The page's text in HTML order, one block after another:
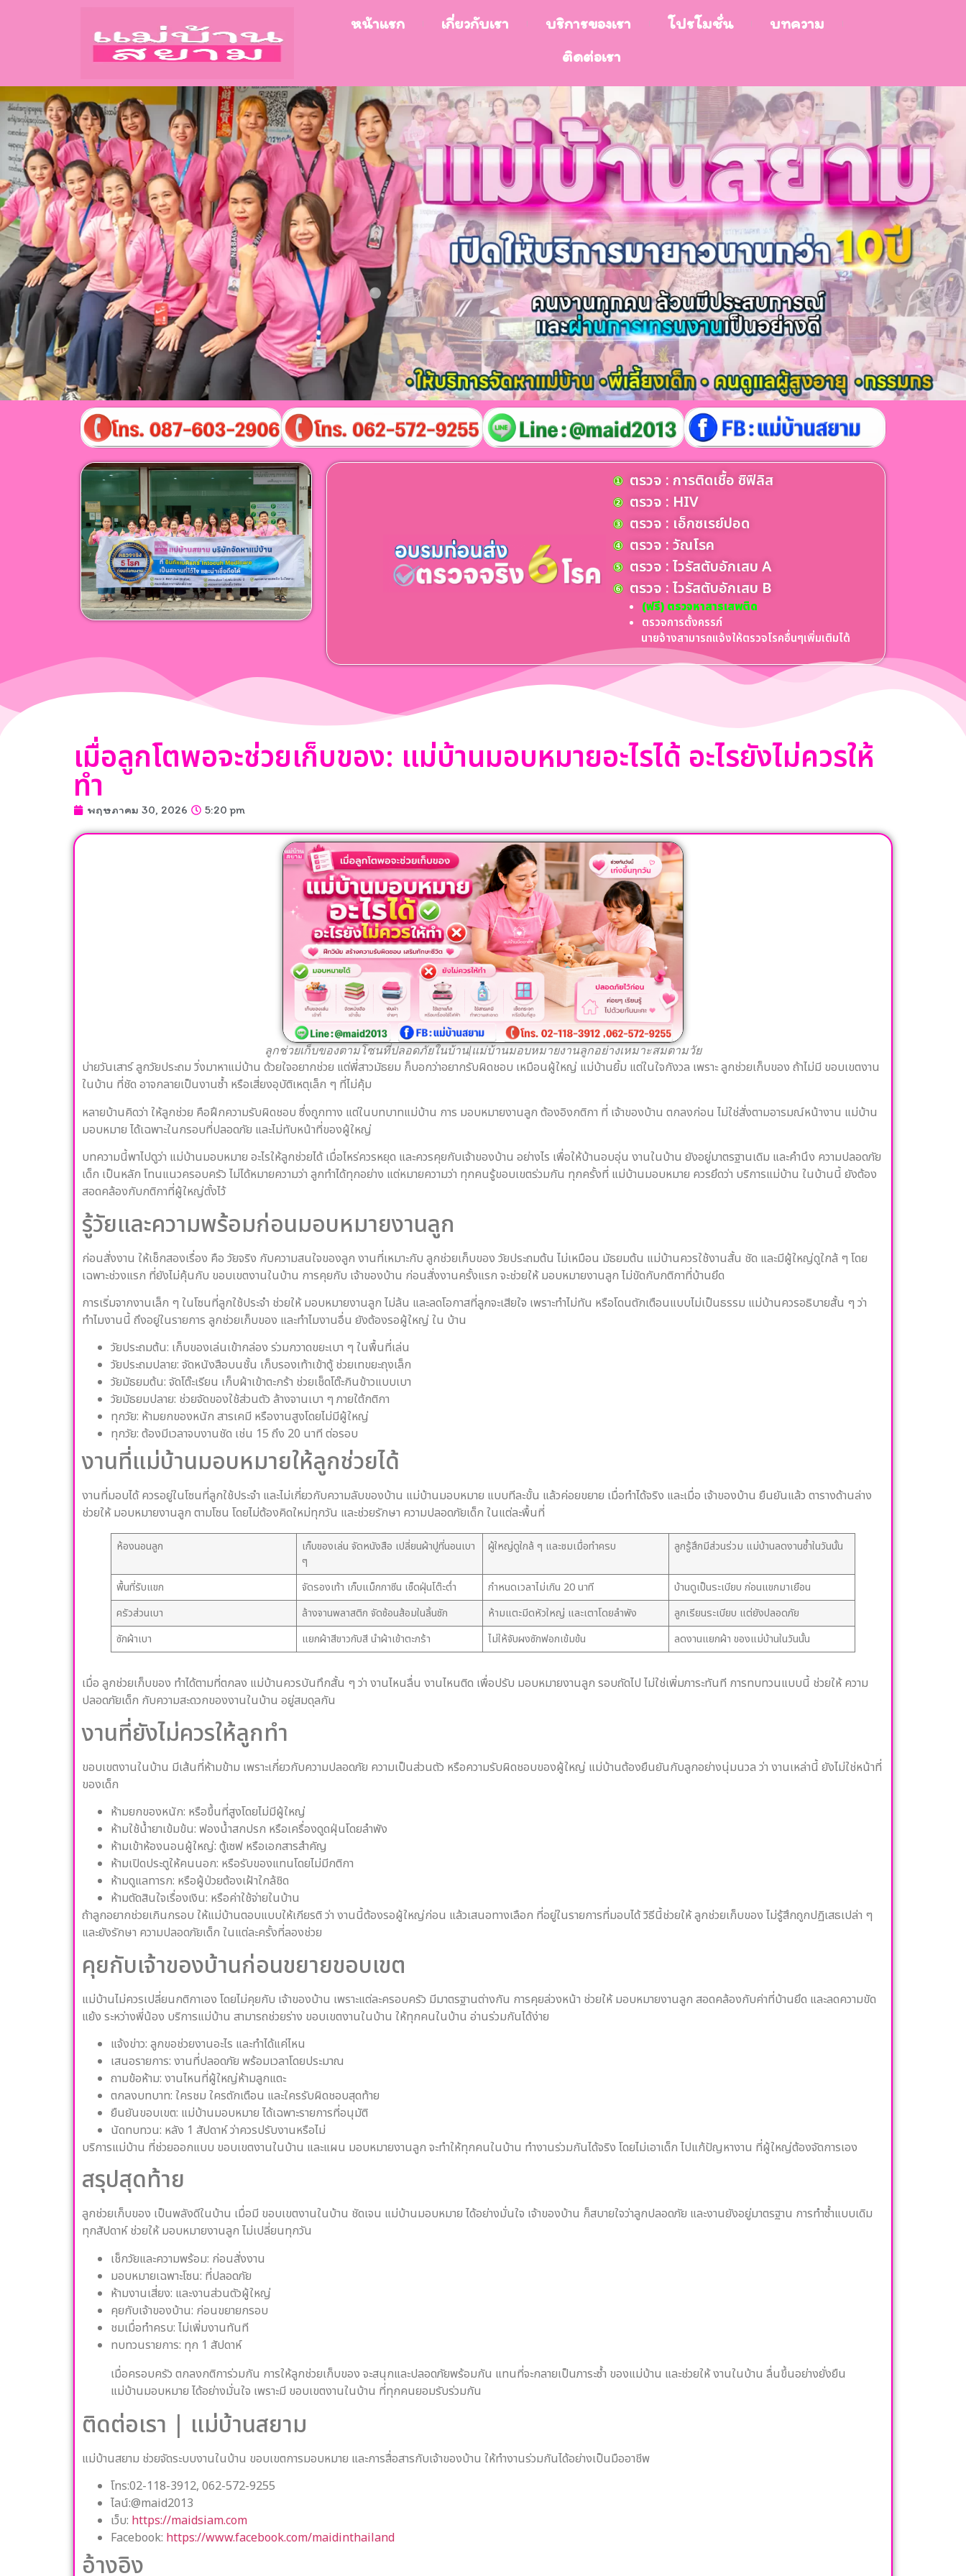
หน้าแรก เกี่ยวกับเรา บริการของเรา โปรโมชั่น
บทความ
ติดต่อเรา
ตรวจ : การติดเชื้อ ซิฟิลิส
ตรวจ : HIV
ตรวจ : เอ็กซเรย์ปอด
ตรวจ : วัณโรค
ตรวจ : ไวรัสตับอักเสบ A
ตรวจ : ไวรัสตับอักเสบ B
(ฟรี) ตรวจหาสารเสพติด
ตรวจการตั้งครรภ์
นายจ้างสามารถแจ้งให้ตรวจโรคอื่นๆเพิ่มเติมได้
เมื่อลูกโตพอจะช่วยเก็บของ: แม่บ้านมอบหมายอะไรได้ อะไรยังไม่ควรให้
ทำ
พฤษภาคม 30, 2026 5:20 pm
ลูกช่วยเก็บของตามโซนที่ปลอดภัยในบ้าน|แม่บ้านมอบหมายงานลูกอย่างเหมาะสมตามวัย
บ่ายวันเสาร์ ลูกวัยประถม วิ่งมาหาแม่บ้าน ด้วยใจอยากช่วย แต่พี่สาวมัธยม ก็บอกว่าอยากรับผิดชอบ เหมือนผู้ใหญ่ แม่บ้านยิ้ม แต่ในใจกังวล เพราะ ลูกช่วยเก็บของ ถ้าไม่มี ขอบเขตงาน
ในบ้าน ที่ชัด อาจกลายเป็นงานซ้ำ หรือเสี่ยงอุบัติเหตุเล็ก ๆ ที่ไม่คุ้ม
หลายบ้านคิดว่า ให้ลูกช่วย คือฝึกความรับผิดชอบ ซึ่งถูกทาง แต่ในบทบาทแม่บ้าน การ มอบหมายงานลูก ต้องอิงกติกา ที่ เจ้าของบ้าน ตกลงก่อน ไม่ใช่สั่งตามอารมณ์หน้างาน แม่บ้าน
มอบหมาย ได้เฉพาะในกรอบที่ปลอดภัย และไม่ทับหน้าที่ของผู้ใหญ่
บทความนี้พาไปดูว่า แม่บ้านมอบหมาย อะไรให้ลูกช่วยได้ เมื่อไหร่ควรหยุด และควรคุยกับเจ้าของบ้าน อย่างไร เพื่อให้บ้านอบอุ่น งานในบ้าน ยังอยู่มาตรฐานเดิม และคำนึง ความปลอดภัย
เด็ก เป็นหลัก โทนแนวครอบครัว ไม่ได้หมายความว่า ลูกทำได้ทุกอย่าง แต่หมายความว่า ทุกคนรู้ขอบเขตร่วมกัน ทุกครั้งที่ แม่บ้านมอบหมาย ควรยึดว่า บริการแม่บ้าน ในบ้านนี้ ยังต้อง
สอดคล้องกับกติกาที่ผู้ใหญ่ตั้งไว้
รู้วัยและความพร้อมก่อนมอบหมายงานลูก
ก่อนสั่งงาน ให้เช็กสองเรื่อง คือ วัยจริง กับความสนใจของลูก งานที่เหมาะกับ ลูกช่วยเก็บของ วัยประถมต้น ไม่เหมือน มัธยมต้น แม่บ้านควรใช้งานสั้น ชัด และมีผู้ใหญ่ดูใกล้ ๆ โดย
เฉพาะช่วงแรก ที่ยังไม่คุ้นกับ ขอบเขตงานในบ้าน การคุยกับ เจ้าของบ้าน ก่อนสั่งงานครั้งแรก จะช่วยให้ มอบหมายงานลูก ไม่ขัดกับกติกาที่บ้านยึด
การเริ่มจากงานเล็ก ๆ ในโซนที่ลูกใช้ประจำ ช่วยให้ มอบหมายงานลูก ไม่ล้น และลดโอกาสที่ลูกจะเสียใจ เพราะทำไม่ทัน หรือโดนตักเตือนแบบไม่เป็นธรรม แม่บ้านควรอธิบายสั้น ๆ ว่า
ทำไมงานนี้ ถึงอยู่ในรายการ ลูกช่วยเก็บของ และทำไมงานอื่น ยังต้องรอผู้ใหญ่ ใน บ้าน
วัยประถมต้น: เก็บของเล่นเข้ากล่อง ร่วมกวาดขยะเบา ๆ ในพื้นที่เล่น
วัยประถมปลาย: จัดหนังสือบนชั้น เก็บรองเท้าเข้าตู้ ช่วยเทขยะถุงเล็ก
วัยมัธยมต้น: จัดโต๊ะเรียน เก็บผ้าเข้าตะกร้า ช่วยเช็ดโต๊ะกินข้าวแบบเบา
วัยมัธยมปลาย: ช่วยจัดของใช้ส่วนตัว ล้างจานเบา ๆ ภายใต้กติกา
ทุกวัย: ห้ามยกของหนัก สารเคมี หรืองานสูงโดยไม่มีผู้ใหญ่
ทุกวัย: ต้องมีเวลาจบงานชัด เช่น 15 ถึง 20 นาที ต่อรอบ
งานที่แม่บ้านมอบหมายให้ลูกช่วยได้
งานที่มอบได้ ควรอยู่ในโซนที่ลูกใช้ประจำ และไม่เกี่ยวกับความลับของบ้าน แม่บ้านมอบหมาย แบบทีละขั้น แล้วค่อยขยาย เมื่อทำได้จริง และเมื่อ เจ้าของบ้าน ยืนยันแล้ว ตารางด้านล่าง
ช่วยให้ มอบหมายงานลูก ตามโซน โดยไม่ต้องคิดใหม่ทุกวัน และช่วยรักษา ความปลอดภัยเด็ก ในแต่ละพื้นที่
ห้องนอนลูก
เก็บของเล่น จัดหนังสือ เปลี่ยนผ้าปูที่นอนเบา
ๆ
ผู้ใหญ่ดูใกล้ ๆ และชมเมื่อทำครบ ลูกรู้สึกมีส่วนร่วม แม่บ้านลดงานซ้ำในวันนั้น
พื้นที่รับแขก จัดรองเท้า เก็บแม็กกาซีน เช็ดฝุ่นโต๊ะต่ำ กำหนดเวลาไม่เกิน 20 นาที
บ้านดูเป็นระเบียบ ก่อนแขกมาเยือน
ครัวส่วนเบา
ล้างจานพลาสติก จัดช้อนส้อมในลิ้นชัก ห้ามแตะมีดหัวใหญ่ และเตาโดยลำพัง
ลูกเรียนระเบียบ แต่ยังปลอดภัย
ซักผ้าเบา
แยกผ้าสีขาวกับสี นำผ้าเข้าตะกร้า ไม่ให้จับผงซักฟอกเข้มข้น ลดงานแยกผ้า ของแม่บ้านในวันนั้น
เมื่อ ลูกช่วยเก็บของ ทำได้ตามที่ตกลง แม่บ้านควรบันทึกสั้น ๆ ว่า งานไหนลื่น งานไหนติด เพื่อปรับ มอบหมายงานลูก รอบถัดไป ไม่ใช่เพิ่มภาระทันที การทบทวนแบบนี้ ช่วยให้ ความ
ปลอดภัยเด็ก กับความสะดวกของงานในบ้าน อยู่สมดุลกัน
งานที่ยังไม่ควรให้ลูกทำ
ขอบเขตงานในบ้าน มีเส้นที่ห้ามข้าม เพราะเกี่ยวกับความปลอดภัย ความเป็นส่วนตัว หรือความรับผิดชอบของผู้ใหญ่ แม่บ้านต้องยืนยันกับลูกอย่างนุ่มนวล ว่า งานเหล่านี้ ยังไม่ใช่หน้าที่
ของเด็ก
ห้ามยกของหนัก: หรือขึ้นที่สูงโดยไม่มีผู้ใหญ่
ห้ามใช้น้ำยาเข้มข้น: ฟองน้ำสกปรก หรือเครื่องดูดฝุ่นโดยลำพัง
ห้ามเข้าห้องนอนผู้ใหญ่: ตู้เซฟ หรือเอกสารสำคัญ
ห้ามเปิดประตูให้คนนอก: หรือรับของแทนโดยไม่มีกติกา
ห้ามดูแลทารก: หรือผู้ป่วยต้องเฝ้าใกล้ชิด
ห้ามตัดสินใจเรื่องเงิน: หรือค่าใช้จ่ายในบ้าน
ถ้าลูกอยากช่วยเกินกรอบ ให้แม่บ้านตอบแบบให้เกียรติ ว่า งานนี้ต้องรอผู้ใหญ่ก่อน แล้วเสนอทางเลือก ที่อยู่ในรายการที่มอบได้ วิธีนี้ช่วยให้ ลูกช่วยเก็บของ ไม่รู้สึกถูกปฏิเสธเปล่า ๆ
และยังรักษา ความปลอดภัยเด็ก ในแต่ละครั้งที่ลองช่วย
คุยกับเจ้าของบ้านก่อนขยายขอบเขต
แม่บ้านไม่ควรเปลี่ยนกติกาเอง โดยไม่คุยกับ เจ้าของบ้าน เพราะแต่ละครอบครัว มีมาตรฐานต่างกัน การคุยล่วงหน้า ช่วยให้ มอบหมายงานลูก สอดคล้องกับค่าที่บ้านยึด และลดความขัด
แย้ง ระหว่างพี่น้อง บริการแม่บ้าน สามารถช่วยร่าง ขอบเขตงานในบ้าน ให้ทุกคนในบ้าน อ่านร่วมกันได้ง่าย
แจ้งข่าว: ลูกขอช่วยงานอะไร และทำได้แค่ไหน
เสนอรายการ: งานที่ปลอดภัย พร้อมเวลาโดยประมาณ
ถามข้อห้าม: งานไหนที่ผู้ใหญ่ห้ามลูกแตะ
ตกลงบทบาท: ใครชม ใครตักเตือน และใครรับผิดชอบสุดท้าย
ยืนยันขอบเขต: แม่บ้านมอบหมาย ได้เฉพาะรายการที่อนุมัติ
นัดทบทวน: หลัง 1 สัปดาห์ ว่าควรปรับงานหรือไม่
บริการแม่บ้าน ที่ช่วยออกแบบ ขอบเขตงานในบ้าน และแผน มอบหมายงานลูก จะทำให้ทุกคนในบ้าน ทำงานร่วมกันได้จริง โดยไม่เอาเด็ก ไปแก้ปัญหางาน ที่ผู้ใหญ่ต้องจัดการเอง
สรุปสุดท้าย
ลูกช่วยเก็บของ เป็นพลังดีในบ้าน เมื่อมี ขอบเขตงานในบ้าน ชัดเจน แม่บ้านมอบหมาย ได้อย่างมั่นใจ เจ้าของบ้าน ก็สบายใจว่าลูกปลอดภัย และงานยังอยู่มาตรฐาน การทำซ้ำแบบเดิม
ทุกสัปดาห์ ช่วยให้ มอบหมายงานลูก ไม่เปลี่ยนทุกวัน
เช็กวัยและความพร้อม: ก่อนสั่งงาน
มอบหมายเฉพาะโซน: ที่ปลอดภัย
ห้ามงานเสี่ยง: และงานส่วนตัวผู้ใหญ่
คุยกับเจ้าของบ้าน: ก่อนขยายกรอบ
ชมเมื่อทำครบ: ไม่เพิ่มงานทันที
ทบทวนรายการ: ทุก 1 สัปดาห์
เมื่อครอบครัว ตกลงกติการ่วมกัน การให้ลูกช่วยเก็บของ จะสนุกและปลอดภัยพร้อมกัน แทนที่จะกลายเป็นภาระซ้ำ ของแม่บ้าน และช่วยให้ งานในบ้าน ลื่นขึ้นอย่างยั่งยืน
แม่บ้านมอบหมาย ได้อย่างมั่นใจ เพราะมี ขอบเขตงานในบ้าน ที่ทุกคนยอมรับร่วมกัน
ติดต่อเรา | แม่บ้านสยาม
แม่บ้านสยาม ช่วยจัดระบบงานในบ้าน ขอบเขตการมอบหมาย และการสื่อสารกับเจ้าของบ้าน ให้ทำงานร่วมกันได้อย่างเป็นมืออาชีพ
โทร:02-118-3912, 062-572-9255
ไลน์:@maid2013
เว็บ: https://maidsiam.com
Facebook: https://www.facebook.com/maidinthailand
อ้างอิง